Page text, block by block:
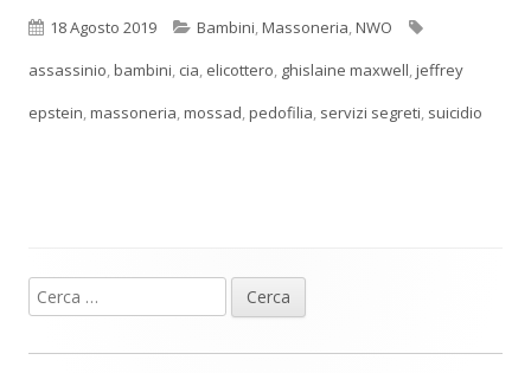
Pubblicato
18 Agosto 2019 Categorie
Bambini Massoneria NWO
assassinio bambini cia elicottero ghislaine maxwell jeffrey
epstein massoneria mossad pedofilia servizi segreti suicidio
Barra
laterale
Ricerca
per: